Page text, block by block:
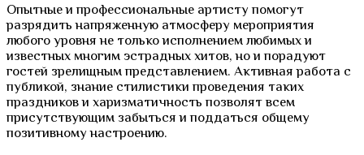
Опытные и профессиональные артисту помогут
разрядить напряженную атмосферу мероприятия
любого уровня не только исполнением любимых и
известных многим эстрадных хитов, но и порадуют
гостей зрелищным представлением. Активная работа с
публикой, знание стилистики проведения таких
праздников и харизматичность позволят всем
присутствующим забыться и поддаться общему
позитивному настроению.